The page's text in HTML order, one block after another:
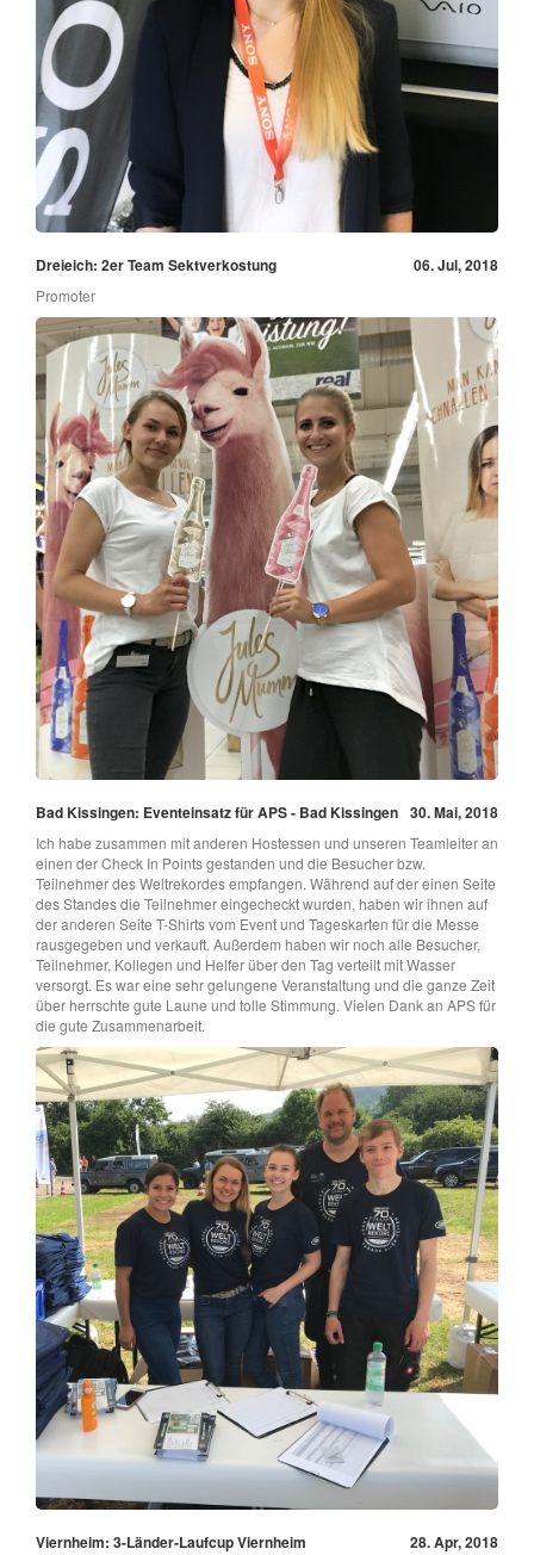
Dreieich: 2er Team Sektverkostung 06. Jul, 2018
Promoter
Bad Kissingen: Eventeinsatz für APS - Bad Kissingen 30. Mai, 2018
Ich habe zusammen mit anderen Hostessen und unseren Teamleiter an
einen der Check In Points gestanden und die Besucher bzw.
Teilnehmer des Weltrekordes empfangen. Während auf der einen Seite
des Standes die Teilnehmer eingecheckt wurden, haben wir ihnen auf
der anderen Seite T-Shirts vom Event und Tageskarten für die Messe
rausgegeben und verkauft. Außerdem haben wir noch alle Besucher,
Teilnehmer, Kollegen und Helfer über den Tag verteilt mit Wasser
versorgt. Es war eine sehr gelungene Veranstaltung und die ganze Zeit
über herrschte gute Laune und tolle Stimmung. Vielen Dank an APS für
die gute Zusammenarbeit.
Viernheim: 3-Länder-Laufcup Viernheim 28. Apr, 2018